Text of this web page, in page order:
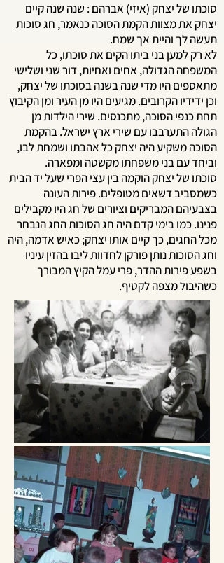
סוכתו של יצחק (איזי) אברהם : שנה שנה קיים
יצחק את מצוות הקמת הסוכה כנאמר, חג סוכות
תעשה לך והיית אך שמח.
לא רק למען בני ביתו הקים את סוכתו, כל
המשפחה הגדולה, אחים ואחיות, דור שני ושלישי
מתאספים היו מדי שנה בשנה בסוכתו של יצחק,
וכן ידידיו הקרובים. מגיעים היו מן העיר ומן הקיבוץ
תחת כנפי הסוכה, מתכנסים. שירי הילדות מן
הגולה התערבבו עם שירי ארץ ישראל. בהקמת
הסוכה משקיע היה יצחק כל אהבתו ושמחת לבו,
וביחד עם בני משפחתו מקשטה ומפארה.
סוכתו של יצחק הוקמה בין עצי הפרי שעל יד הבית
כשמסביב דשאים מטופלים. פירות העונה
בצבעיהם המבריקים וציורים של חג היו מקבילים
פנינו. כמו בימי קדם היה חג הסוכות החג הנבחר
מכל החגים, כך קיים אותו יצחק; כאיש אדמה, היה
וחג הסוכות נותן פורקן לחדוות ליבו בהזין עיניו
בשפע פירות ההדר, פרי עמל הקיץ המבורך
כשהיבול מצפה לקטיף.